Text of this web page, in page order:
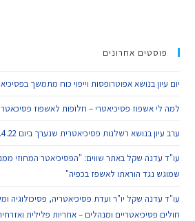
פוסטים אחרונים
יום עיון בנושא אפוטרופסות וייפוי כוח מתמשך
למה לי אשפוז פסיכיאטרי – חלופות לאשפוז
ערב עיון בנושא רשלנות פסיכיאטרית שנערך ביום 11.4.22
עו"ד עדנה שקל באתר שווים: "הפסיכיאטר המחוזי
שמוגש נגד הוראתו לאשפז בכפיה"
עו"ד עדנה שקל יו"ר ועדת פסיכיאטריה, פסיכולוגיה
חולים פסיכיאטריים ומנהלים – אחריות פלילית